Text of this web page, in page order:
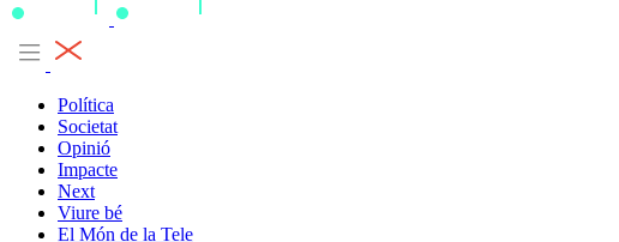
Política
Societat
Opinió
Impacte
Next
Viure bé
El Món de la Tele